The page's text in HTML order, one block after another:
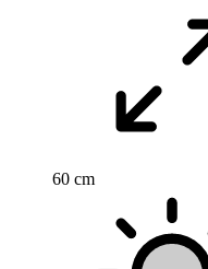
60 cm